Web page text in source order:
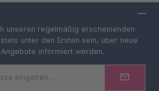
unseren regelmäßig erscheinenden
unter den Ersten sein, über neue
informiert werden.